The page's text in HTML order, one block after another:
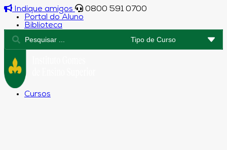
Indique amigos
0800 591 0700
Portal do Aluno
Biblioteca
Cursos